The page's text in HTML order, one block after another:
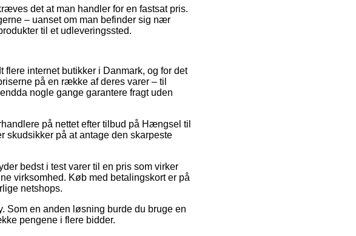
det at man handler for en fastsat pris.
– uanset om man befinder sig nær
til et udleveringssted.
internet butikker i Danmark, og for det
på en række af deres varer – til
nogle gange garantere fragt uden
på nettet efter tilbud på Hængsel til
skudsikker på at antage den skarpeste
bedst i test varer til en pris som virker
virksomhed. Køb med betalingskort er på
netshops.
Som en anden løsning burde du bruge en
pengene i flere bidder.